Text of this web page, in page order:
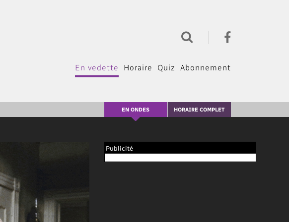
En vedette Horaire Quiz Abonnement
EN ONDES HORAIRE COMPLET
Publicité